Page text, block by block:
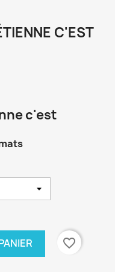
C'EST
c'est
favorite_border